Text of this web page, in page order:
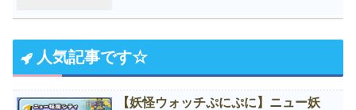
人気記事です☆
【妖怪ウォッチぷにぷに】ニュー妖